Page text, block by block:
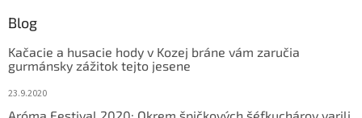
Blog
Kačacie a husacie hody v Kozej bráne vám zaručia
gurmánsky zážitok tejto jesene
23.9.2020